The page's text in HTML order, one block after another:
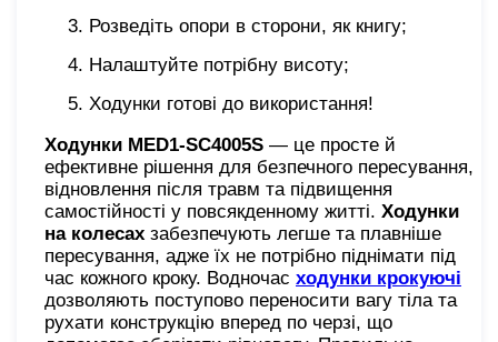
Розведіть опори в сторони, як книгу;
Налаштуйте потрібну висоту;
Ходунки готові до використання!
Ходунки MED1-SC4005S — це просте й
ефективне рішення для безпечного пересування,
відновлення після травм та підвищення
самостійності у повсякденному житті. Ходунки
на колесах забезпечують легше та плавніше
пересування, адже їх не потрібно піднімати під
час кожного кроку. Водночас ходунки крокуючі
дозволяють поступово переносити вагу тіла та
рухати конструкцію вперед по черзі, що